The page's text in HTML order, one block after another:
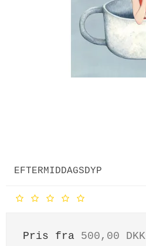
EFTERMIDDAGSDYP
Pris fra 500,00 DKK